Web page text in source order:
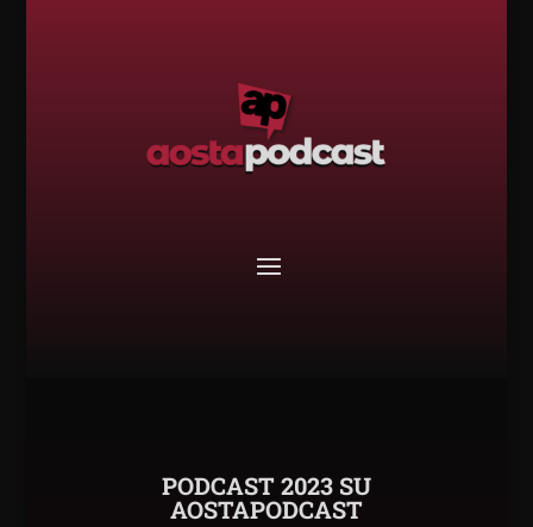
PODCAST 2023 SU
AOSTAPODCAST